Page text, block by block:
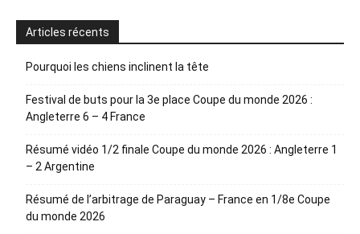
Articles récents
Pourquoi les chiens inclinent la tête
Festival de buts pour la 3e place Coupe du monde 2026 :
Angleterre 6 – 4 France
Résumé vidéo 1/2 finale Coupe du monde 2026 : Angleterre 1
– 2 Argentine
Résumé de l’arbitrage de Paraguay – France en 1/8e Coupe
du monde 2026